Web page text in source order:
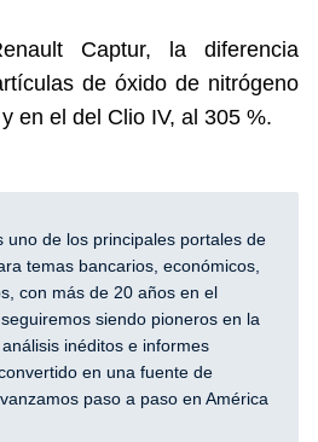
Captur, la diferencia
de óxido de nitrógeno
en el del Clio IV, al 305 %.
uno de los principales portales de
temas bancarios, económicos,
con más de 20 años en el
siendo pioneros en la
inéditos e informes
en una fuente de
paso a paso en América